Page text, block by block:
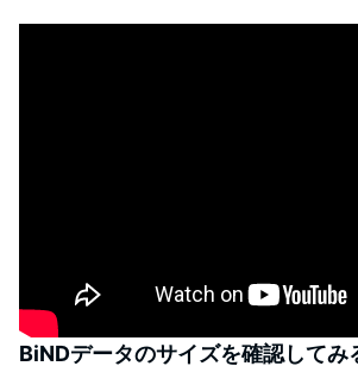
BiNDデータのサイズを確認してみ